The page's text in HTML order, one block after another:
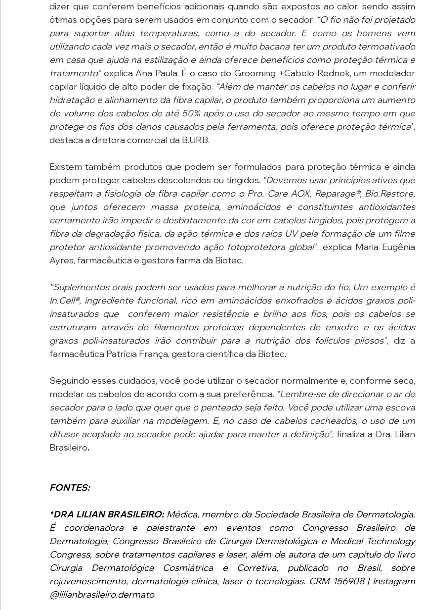
dizer que conferem benefícios adicionais quando são expostos ao calor, sendo assim
ótimas opções para serem usados em conjunto com o secador. “O fio não foi projetado
para suportar altas temperaturas, como a do secador. E como os homens vem
utilizando cada vez mais o secador, então é muito bacana ter um produto termoativado
em casa que ajuda na estilização e ainda oferece benefícios como proteção térmica e
tratamento” explica Ana Paula. É o caso do Grooming +Cabelo Rednek, um modelador
capilar líquido de alto poder de fixação. “Além de manter os cabelos no lugar e conferir
hidratação e alinhamento da fibra capilar, o produto também proporciona um aumento
de volume dos cabelos de até 50% após o uso do secador ao mesmo tempo em que
protege os fios dos danos causados pela ferramenta, pois oferece proteção térmica”,
destaca a diretora comercial da B.URB.
Existem também produtos que podem ser formulados para proteção térmica e ainda
podem proteger cabelos descoloridos ou tingidos. “Devemos usar princípios ativos que
respeitam a fisiologia da fibra capilar como o Pro. Care AOX, Reparage®, Bio.Restore,
que juntos oferecem massa proteica, aminoácidos e constituintes antioxidantes
certamente irão impedir o desbotamento da cor em cabelos tingidos, pois protegem a
fibra da degradação física, da ação térmica e dos raios UV pela formação de um filme
protetor antioxidante promovendo ação fotoprotetora global”, explica Maria Eugênia
Ayres, farmacêutica e gestora farma da Biotec.
“Suplementos orais podem ser usados para melhorar a nutrição do fio. Um exemplo é
In.Cell®, ingrediente funcional, rico em aminoácidos enxofrados e ácidos graxos poli-
insaturados que  conferem maior resistência e brilho aos fios, pois os cabelos se
estruturam através de filamentos proteicos dependentes de enxofre e os ácidos
graxos poli-insaturados irão contribuir para a nutrição dos folículos pilosos”, diz a
farmacêutica Patrícia França, gestora científica da Biotec.
Seguindo esses cuidados, você pode utilizar o secador normalmente e, conforme seca,
modelar os cabelos de acordo com a sua preferência. “Lembre-se de direcionar o ar do
secador para o lado que quer que o penteado seja feito. Você pode utilizar uma escova
também para auxiliar na modelagem. E, no caso de cabelos cacheados, o uso de um
difusor acoplado ao secador pode ajudar para manter a definição”, finaliza a Dra. Lilian
Brasileiro.
FONTES:
*DRA LILIAN BRASILEIRO: Médica, membro da Sociedade Brasileira de Dermatologia.
É coordenadora e palestrante em eventos como Congresso Brasileiro de
Dermatologia, Congresso Brasileiro de Cirurgia Dermatológica e Medical Technology
Congress, sobre tratamentos capilares e laser, além de autora de um capítulo do livro
Cirurgia Dermatológica Cosmiátrica e Corretiva, publicado no Brasil, sobre
rejuvenescimento, dermatologia clínica, laser e tecnologias. CRM 156908 | Instagram
@lilianbrasileiro.dermato